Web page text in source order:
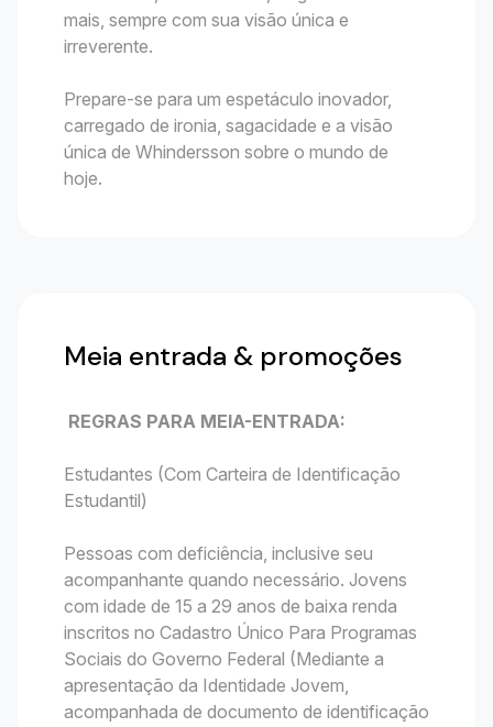
mais, sempre com sua visão única e
irreverente.
Prepare-se para um espetáculo inovador,
carregado de ironia, sagacidade e a visão
única de Whindersson sobre o mundo de
hoje.
Meia entrada & promoções
REGRAS PARA MEIA-ENTRADA:
Estudantes (Com Carteira de Identificação
Estudantil)
Pessoas com deficiência, inclusive seu
acompanhante quando necessário. Jovens
com idade de 15 a 29 anos de baixa renda
inscritos no Cadastro Único Para Programas
Sociais do Governo Federal (Mediante a
apresentação da Identidade Jovem,
acompanhada de documento de identificação